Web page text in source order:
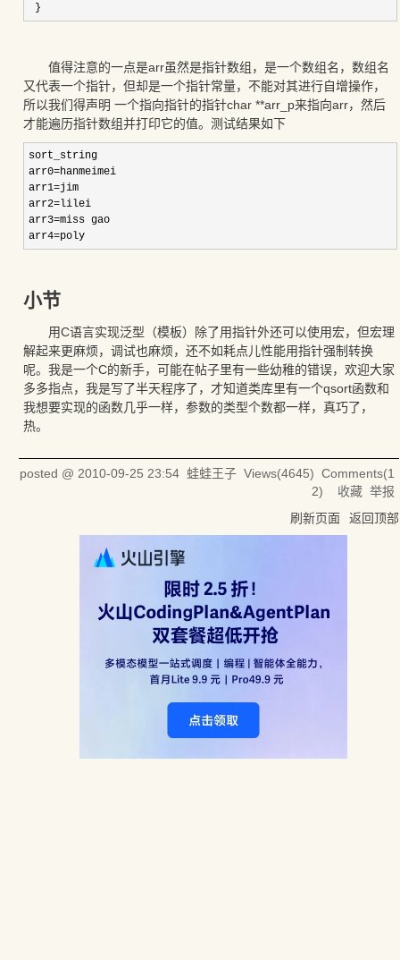
}
值得注意的一点是arr虽然是指针数组，是一个数组名，数组名
又代表一个指针，但却是一个指针常量，不能对其进行自增操作，
所以我们得声明 一个指向指针的指针char **arr_p来指向arr，然后
才能遍历指针数组并打印它的值。测试结果如下
sort_string
arr0=hanmeimei
arr1=jim
arr2=lilei
arr3=miss gao
arr4=poly
小节
用C语言实现泛型（模板）除了用指针外还可以使用宏，但宏理
解起来更麻烦，调试也麻烦，还不如耗点儿性能用指针强制转换
呢。我是一个C的新手，可能在帖子里有一些幼稚的错误，欢迎大家
多多指点，我是写了半天程序了，才知道类库里有一个qsort函数和
我想要实现的函数几乎一样，参数的类型个数都一样，真巧了，
热。
posted @ 2010-09-25 23:54 蛙蛙王子Views(4645) Comments(1
2) 收藏 举报
刷新页面
返回顶部